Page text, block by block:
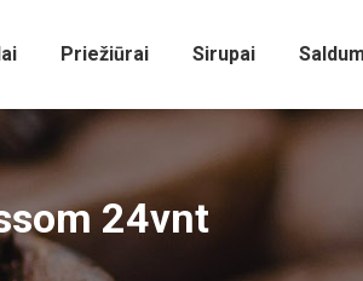
Priežiūrai Sirupai
24vnt